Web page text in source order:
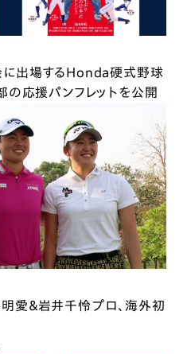
出場するHonda硬式野球
応援パンフレットを公開
愛＆岩井千怜プロ、海外初